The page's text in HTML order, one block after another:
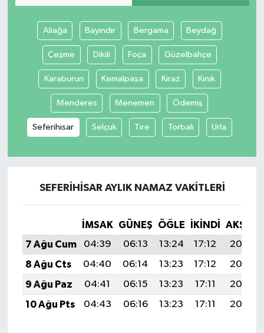
Aliağa Bayındır Bergama Beydağ
Çeşme Dikili Foça Güzelbahçe
Karaburun Kemalpaşa Kiraz Kınık
Menderes Menemen Ödemiş
Seferihisar Selçuk Tire Torbalı Urla
SEFERIHISAR AYLIK NAMAZ VAKITLERI
İMSAK GÜNEŞ ÖĞLE İKINDI
AKŞAM
7 Ağu Cum
04:39 06:13 13:24 17:12
20:24
8 Ağu Cts
04:40 06:14 13:23 17:12
20:23
9 Ağu Paz
04:41 06:15 13:23 17:11
20:22
10 Ağu Pts
04:43 06:16 13:23 17:11 20:20